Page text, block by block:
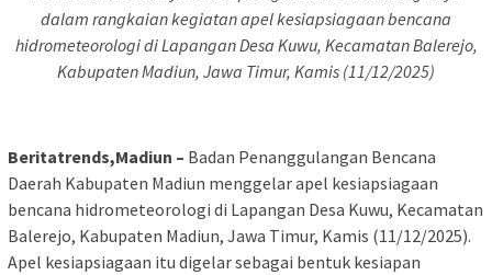
dalam rangkaian kegiatan apel kesiapsiagaan bencana
hidrometeorologi di Lapangan Desa Kuwu, Kecamatan Balerejo,
Kabupaten Madiun, Jawa Timur, Kamis (11/12/2025)
Beritatrends,Madiun – Badan Penanggulangan Bencana
Daerah Kabupaten Madiun menggelar apel kesiapsiagaan
bencana hidrometeorologi di Lapangan Desa Kuwu, Kecamatan
Balerejo, Kabupaten Madiun, Jawa Timur, Kamis (11/12/2025).
Apel kesiapsiagaan itu digelar sebagai bentuk kesiapan